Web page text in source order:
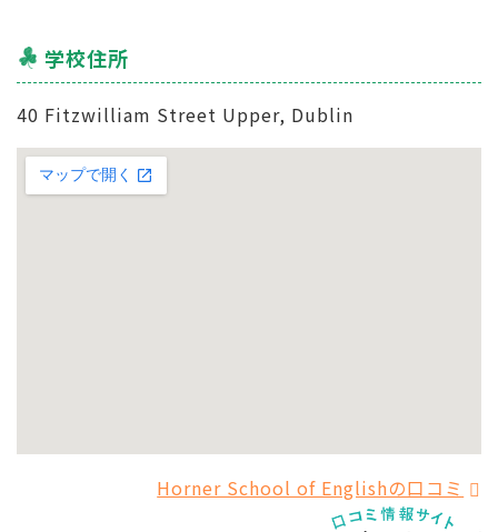
学校住所
40 Fitzwilliam Street Upper, Dublin
Horner School of Englishの口コミ